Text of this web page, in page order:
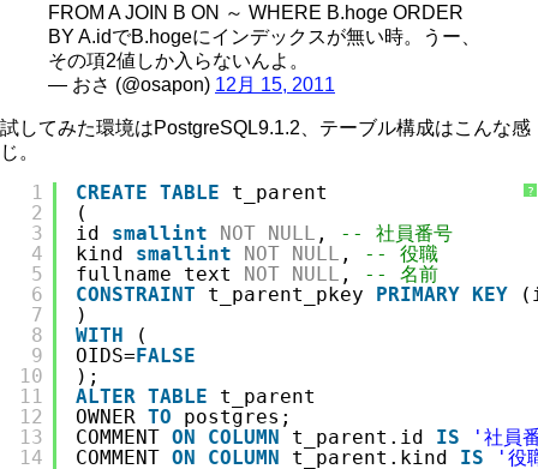
FROM A JOIN B ON ～ WHERE B.hoge ORDER
BY A.idでB.hogeにインデックスが無い時。うー、
その項2値しか入らないんよ。
— おさ (@osapon) 12月 15, 2011
試してみた環境はPostgreSQL9.1.2、テーブル構成はこんな感
じ。
?
1
2
3
4
5
6
7
8
9
10
11
12
13
14
CREATE TABLE
t_parent
(
id smallint NOT NULL ,
-- 社員番号
kind smallint NOT NULL ,
-- 役職
fullname text
NOT NULL ,
-- 名前
CONSTRAINT
t_parent_pkey PRIMARY KEY
)
WITH
(
OIDS= FALSE
);
ALTER TABLE
t_parent
OWNER TO
postgres;
COMMENT ON COLUMN t_parent.id IS
'社員
COMMENT ON COLUMN t_parent.kind IS
'役